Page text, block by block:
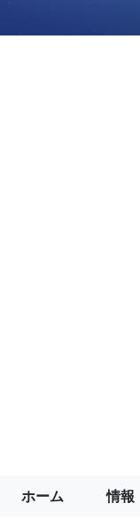
ホーム 情報